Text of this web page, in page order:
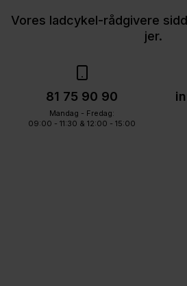
Vores ladcykel-rådgivere
jer.
81 75 90 90
Mandag - Fredag:
09:00 - 11:30 & 12:00 - 15:00